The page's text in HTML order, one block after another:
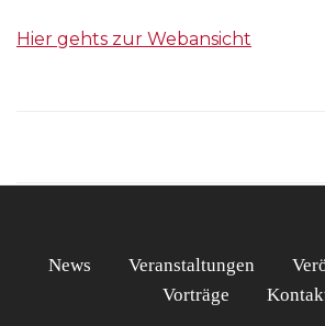
Hier gehts zur Webansicht
News Veranstaltungen
Vorträge